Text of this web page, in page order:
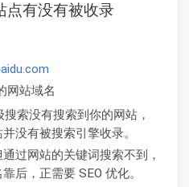
点有没有被收录
网站域名
索没有搜索到你的网站，
没有被搜索引擎收录。
过网站的关键词搜索不到，
后，正需要 SEO 优化。